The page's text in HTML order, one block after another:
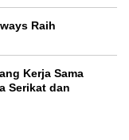
Raih
Kerja Sama
Serikat dan